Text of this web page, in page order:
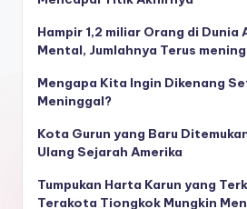
Hampir 1,2 miliar Orang di Dunia
Mental, Jumlahnya Terus
Mengapa Kita Ingin Dikenang
Meninggal?
Kota Gurun yang Baru
Ulang Sejarah Amerika
Tumpukan Harta Karun yang
Terakota Tiongkok Mungkin